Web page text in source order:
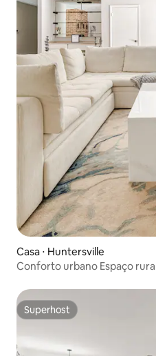
Casa ⋅ Huntersville
Conforto urbano Espaço rural
Superhost
Superhost